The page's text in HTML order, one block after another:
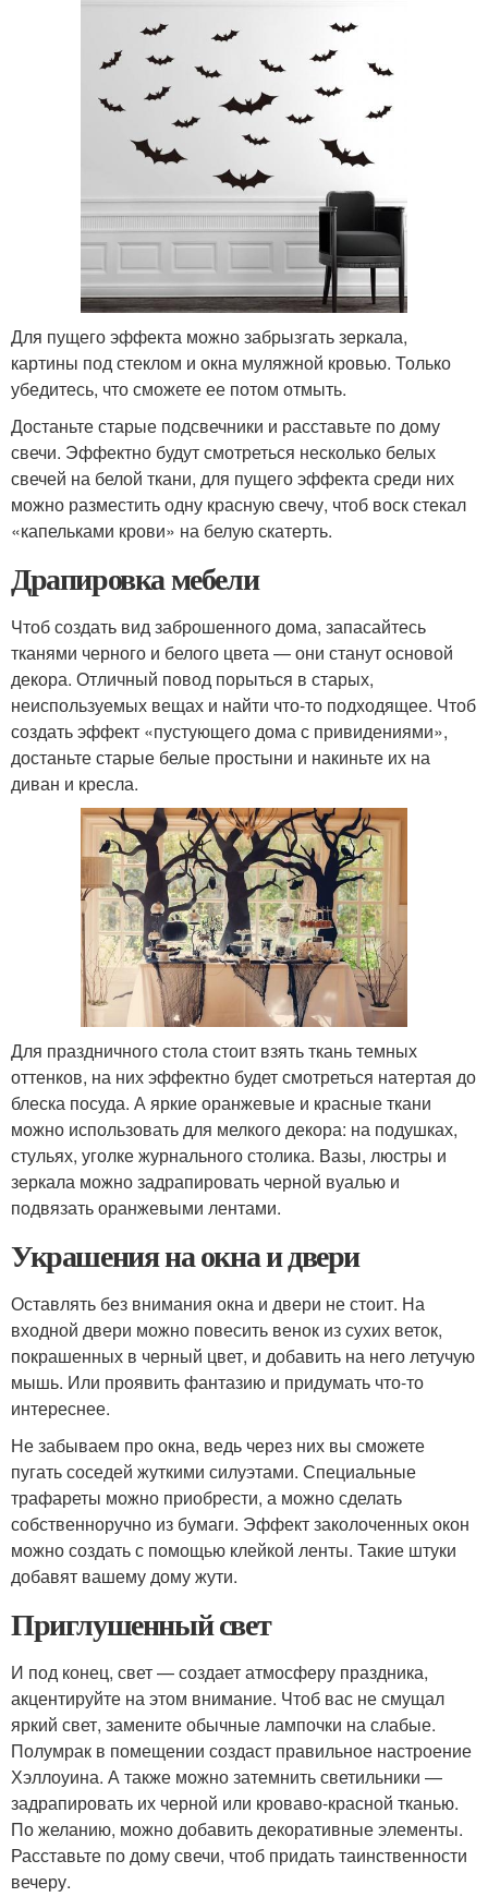
Для пущего эффекта можно забрызгать зеркала,
картины под стеклом и окна муляжной кровью. Только
убедитесь, что сможете ее потом отмыть.
Достаньте старые подсвечники и расставьте по дому
свечи. Эффектно будут смотреться несколько белых
свечей на белой ткани, для пущего эффекта среди них
можно разместить одну красную свечу, чтоб воск стекал
«капельками крови» на белую скатерть.
Драпировка мебели
Чтоб создать вид заброшенного дома, запасайтесь
тканями черного и белого цвета — они станут основой
декора. Отличный повод порыться в старых,
неиспользуемых вещах и найти что-то подходящее. Чтоб
создать эффект «пустующего дома с привидениями»,
достаньте старые белые простыни и накиньте их на
диван и кресла.
Для праздничного стола стоит взять ткань темных
оттенков, на них эффектно будет смотреться натертая до
блеска посуда. А яркие оранжевые и красные ткани
можно использовать для мелкого декора: на подушках,
стульях, уголке журнального столика. Вазы, люстры и
зеркала можно задрапировать черной вуалью и
подвязать оранжевыми лентами.
Украшения на окна и двери
Оставлять без внимания окна и двери не стоит. На
входной двери можно повесить венок из сухих веток,
покрашенных в черный цвет, и добавить на него летучую
мышь. Или проявить фантазию и придумать что-то
интереснее.
Не забываем про окна, ведь через них вы сможете
пугать соседей жуткими силуэтами. Специальные
трафареты можно приобрести, а можно сделать
собственноручно из бумаги. Эффект заколоченных окон
можно создать с помощью клейкой ленты. Такие штуки
добавят вашему дому жути.
Приглушенный свет
И под конец, свет — создает атмосферу праздника,
акцентируйте на этом внимание. Чтоб вас не смущал
яркий свет, замените обычные лампочки на слабые.
Полумрак в помещении создаст правильное настроение
Хэллоуина. А также можно затемнить светильники —
задрапировать их черной или кроваво-красной тканью.
По желанию, можно добавить декоративные элементы.
Расставьте по дому свечи, чтоб придать таинственности
вечеру.